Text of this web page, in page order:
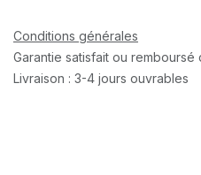
Conditions générales
Garantie satisfait ou remboursé
Livraison : 3-4 jours ouvrables